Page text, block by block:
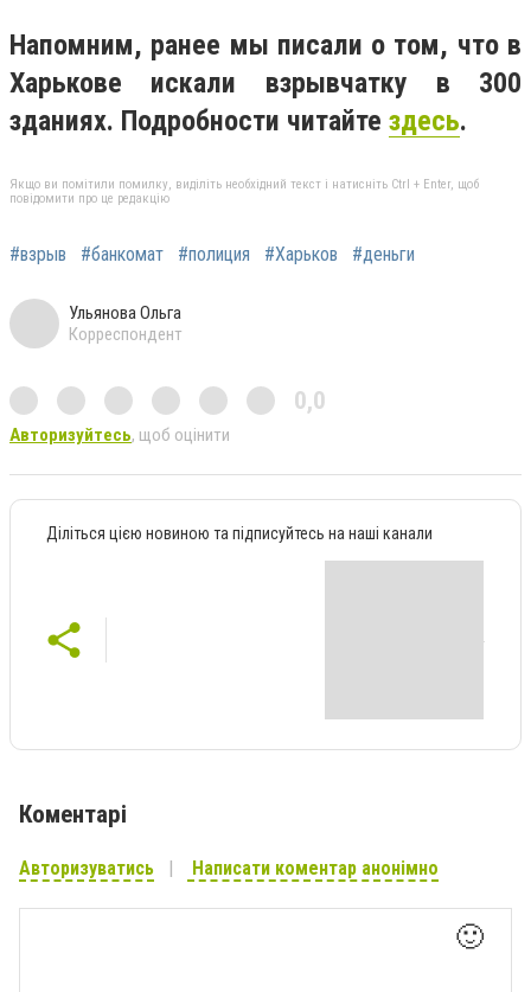
Напомним, ранее мы писали о том, что в
Харькове искали взрывчатку в 300
зданиях. Подробности читайте здесь.
Якщо ви помітили помилку, виділіть необхідний текст і натисніть Ctrl + Enter, щоб
повідомити про це редакцію
#взрыв #банкомат #полиция #Харьков #деньги
Ульянова Ольга
Корреспондент
0,0
Авторизуйтесь, щоб оцінити
Діліться цією новиною та підписуйтесь на наші канали
Коментарі
Авторизуватись Написати коментар анонімно
🙂